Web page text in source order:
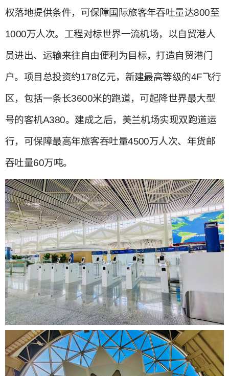
权落地提供条件，可保障国际旅客年吞吐量达800至
1000万人次。工程对标世界一流机场，以自贸港人
员进出、运输来往自由便利为目标，打造自贸港门
户。项目总投资约178亿元，新建最高等级的4F飞行
区，包括一条长3600米的跑道，可起降世界最大型
号的客机A380。建成之后，美兰机场实现双跑道运
行，可保障最高年旅客吞吐量4500万人次、年货邮
吞吐量60万吨。